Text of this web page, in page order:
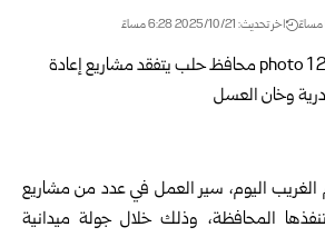
اخر تحديث: 2025/10/21 6:28 مساءً
اليوم، سير العمل في عدد من مشاريع
تنفذها المحافظة، وذلك خلال جولة ميدانية